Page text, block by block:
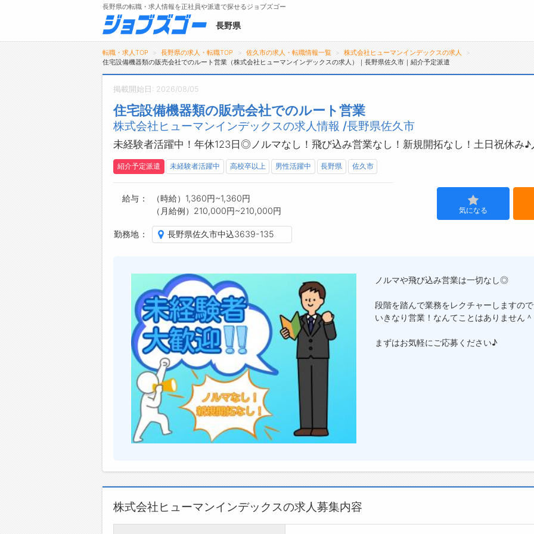
トップ
詳細情報で求人を探す
【初めての方へ】
長野県の求人検索で選ばれる理由
転職支援サービス
転職ノウハウ(応募書類の書き方・面接対策な
ど)
転職・採用コラム
長野県の転職・求人情報を正社員や派遣で探せるジョブズゴー
長野県
転職・求人TOP 長野県の求人・転職TOP 佐久市の求人・転職情報一覧
株式会社ヒューマンインデックスの求人
住宅設備機器類の販売会社でのルート営業（株式会社ヒューマンインデックスの求人）｜長野県佐久市｜紹介予定派遣
掲載開始日: 2026/08/05
住宅設備機器類の販売会社でのルート営業
株式会社ヒューマンインデックスの求人情報 /長野県佐久市
未経験者活躍中！年休123日◎ノルマなし！飛び込み営業なし！新規開拓なし！土日祝休み
紹介予定派遣 未経験者活躍中 高校卒以上 男性活躍中 長野県 佐久市
給与
（時給）1,360円~1,360円
（月給例）210,000円~210,000円
勤務地 長野県佐久市中込3639-135
気になる
ノルマや飛び込み営業は一切なし◎
段階を踏んで業務をレクチャーしますの
いきなり営業！なんてことはありません
まずはお気軽にご応募ください♪
株式会社ヒューマンインデックスの求人募集内容